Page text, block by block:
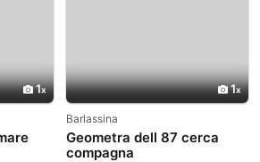
1 1
Barlassina
Geometra dell 87 cerca
compagna